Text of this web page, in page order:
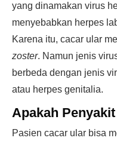
yang dinamakan virus
menyebabkan herpes
Karena itu, cacar ular
zoster. Namun jenis
berbeda dengan jenis
atau herpes genitalia.
Apakah
Pasien cacar ular bisa